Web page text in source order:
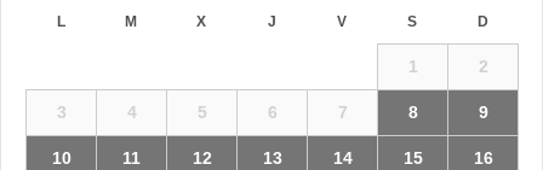
L M X J V S D
1 2
3 4 5 6 7 8 9
10 11 12 13 14 15 16